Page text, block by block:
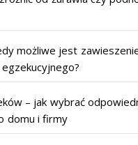
możliwe jest
– jak wybrać
domu i firmy